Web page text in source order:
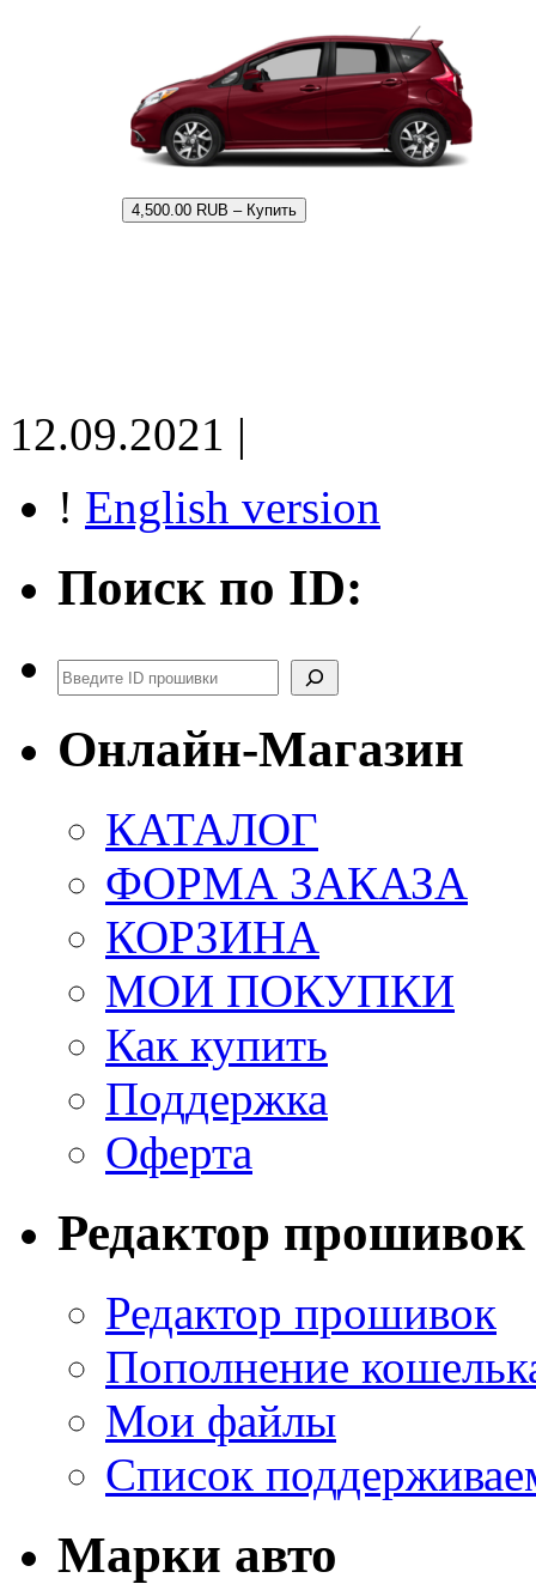
4,500.00 RUB – Купить
12.09.2021 |
! English version
Поиск по ID:
Поиск
Онлайн-Магазин
КАТАЛОГ
ФОРМА ЗАКАЗА
КОРЗИНА
МОИ ПОКУПКИ
Как купить
Поддержка
Оферта
Редактор прошивок
Редактор прошивок
Пополнение
Мои файлы
Список
Марки авто